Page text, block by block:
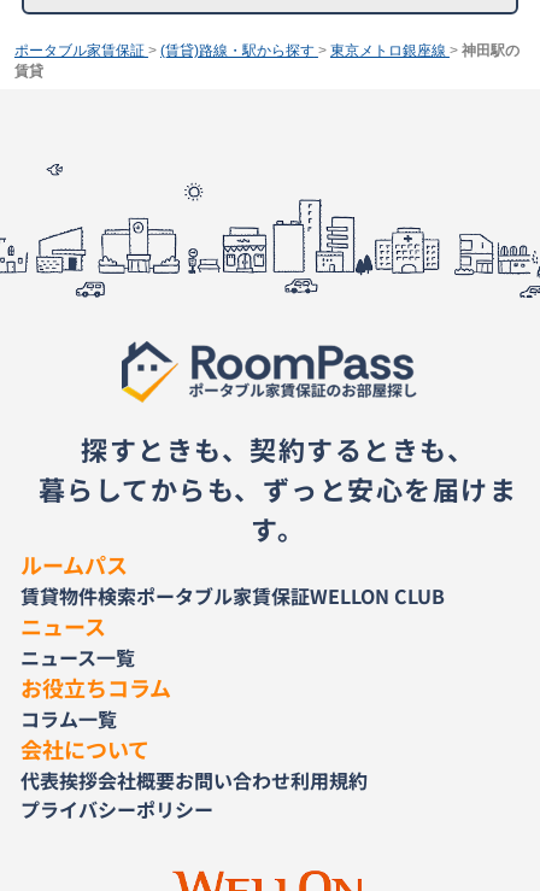
ポータブル家賃保証 > (賃貸)路線・駅から探す > 東京メトロ銀座線 > 神田駅の
賃貸
探すときも、契約するときも、
暮らしてからも、ずっと安心を届けま
す。
ルームパス
賃貸物件検索ポータブル家賃保証WELLON CLUB
ニュース
ニュース一覧
お役立ちコラム
コラム一覧
会社について
代表挨拶会社概要お問い合わせ利用規約
プライバシーポリシー